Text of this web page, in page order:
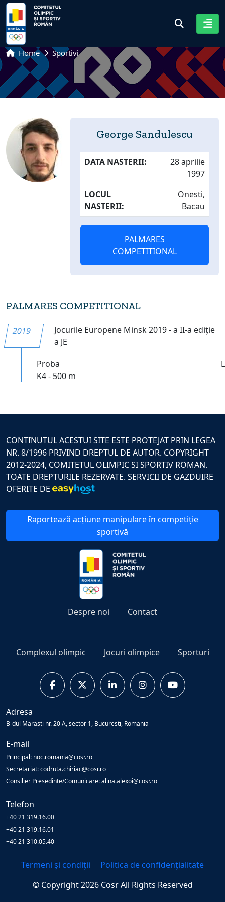
Home Sportivi
George Sandulescu
DATA NASTERII:
28 aprilie
1997
LOCUL
NASTERII:
Onesti,
Bacau
PALMARES
COMPETITIONAL
PALMARES COMPETITIONAL
2019
Jocurile Europene Minsk 2019 - a II-a ediție
a JE
Proba
K4 - 500 m
CONTINUTUL ACESTUI SITE ESTE PROTEJAT PRIN LEGEA
NR. 8/1996 PRIVIND DREPTUL DE AUTOR. COPYRIGHT
2012-2024, COMITETUL OLIMPIC SI SPORTIV ROMAN.
TOATE DREPTURILE REZERVATE. SERVICII DE GAZDUIRE
OFERITE DE
Raportează acțiune manipulare în competiție
sportivă
Despre noi Contact
Complexul olimpic Jocuri olimpice Sporturi
Adresa
B-dul Marasti nr. 20 A, sector 1, Bucuresti, Romania
E-mail
Principal: noc.romania@cosr.ro
Secretariat: codruta.chiriac@cosr.ro
Consilier Presedinte/Comunicare: alina.alexoi@cosr.ro
Telefon
+40 21 319.16.00
+40 21 319.16.01
+40 21 310.05.40
Termeni și condiții
Politica de confidențialitate
© Copyright2026 CosrAll Rights Reserved